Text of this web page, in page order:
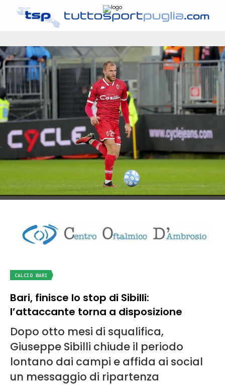
CALCIO BARI
Bari, finisce lo stop di Sibilli:
l’attaccante torna a disposizione
Dopo otto mesi di squalifica,
Giuseppe Sibilli chiude il periodo
lontano dai campi e affida ai social
un messaggio di ripartenza